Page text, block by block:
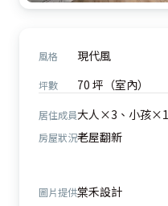
風格 現代風
坪數 70 坪（室內）
居住成員大人×3、小孩×1
房屋狀況老屋翻新
圖片提供棠禾設計